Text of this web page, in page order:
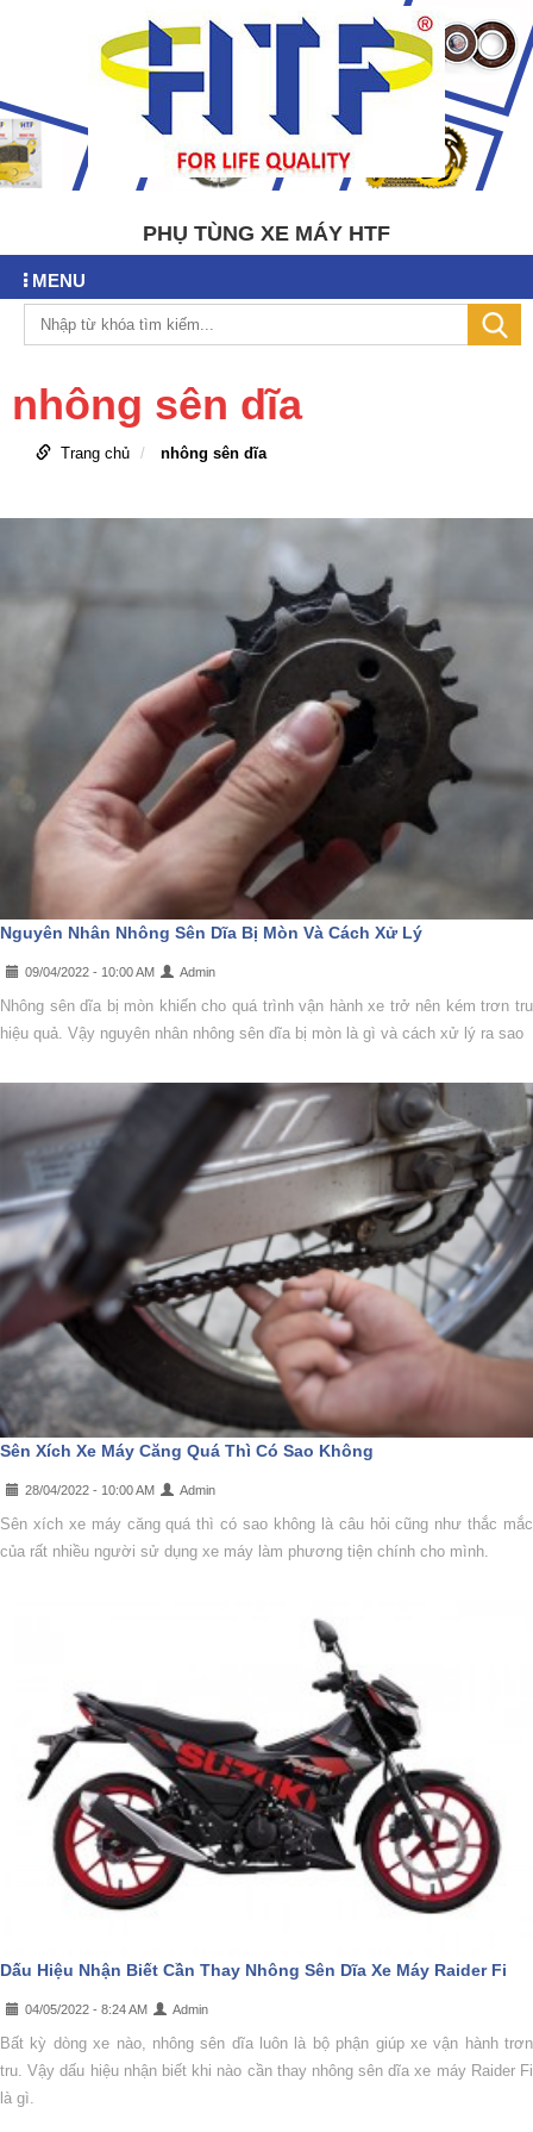
PHỤ TÙNG XE MÁY HTF
MENU
nhông sên dĩa
Trang chủ nhông sên dĩa
Nguyên Nhân Nhông Sên Dĩa Bị Mòn Và Cách Xử Lý
09/04/2022 - 10:00 AM Admin
Nhông sên dĩa bị mòn khiến cho quá trình vận hành xe trở nên kém trơn tru
hiệu quả. Vậy nguyên nhân nhông sên dĩa bị mòn là gì và cách xử lý ra sao
Sên Xích Xe Máy Căng Quá Thì Có Sao Không
28/04/2022 - 10:00 AM Admin
Sên xích xe máy căng quá thì có sao không là câu hỏi cũng như thắc mắc
của rất nhiều người sử dụng xe máy làm phương tiện chính cho mình.
Dấu Hiệu Nhận Biết Cần Thay Nhông Sên Dĩa Xe Máy Raider Fi
04/05/2022 - 8:24 AM Admin
Bất kỳ dòng xe nào, nhông sên dĩa luôn là bộ phận giúp xe vận hành trơn
tru. Vậy dấu hiệu nhận biết khi nào cần thay nhông sên dĩa xe máy Raider Fi
là gì.